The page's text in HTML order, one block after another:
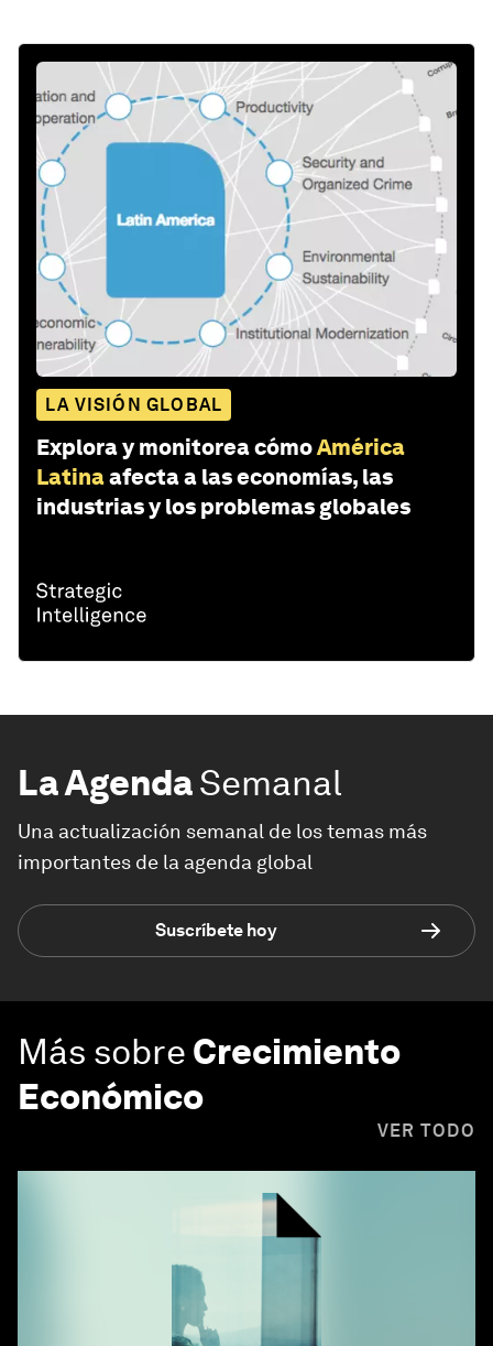
LA VISIÓN GLOBAL
Explora y monitorea cómoAmérica
Latinaafecta a las economías, las
industrias y los problemas globales
La AgendaSemanal
Una actualización semanal de los temas más
importantes de la agenda global
Suscríbete hoy
Más sobre Crecimiento
Económico
VER TODO